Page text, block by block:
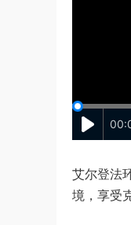
艾尔登法
境，享受